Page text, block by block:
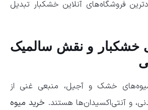
فروشگاه‌های آنلاین خشکبار تبدیل
خشکبار و نقش سالمیک
خشک و آجیل، منبعی غنی از
و آنتی‌اکسیدان‌ها هستند. خرید میوه